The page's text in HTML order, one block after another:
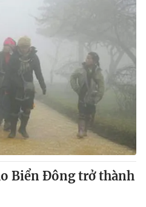
Biển Đông trở thành